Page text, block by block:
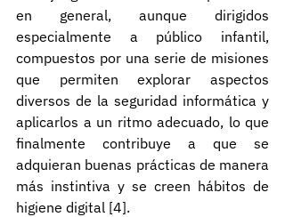
en general, aunque dirigidos
especialmente a público infantil,
compuestos por una serie de misiones
que permiten explorar aspectos
diversos de la seguridad informática y
aplicarlos a un ritmo adecuado, lo que
finalmente contribuye a que se
adquieran buenas prácticas de manera
más instintiva y se creen hábitos de
higiene digital [4].